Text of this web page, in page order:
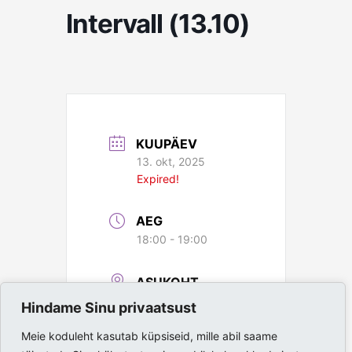
Hindame Sinu privaatsust
Meie koduleht kasutab küpsiseid, mille abil saame
Intervall (13.10)
KUUPÄEV
13. okt, 2025
Expired!
AEG
18:00 - 19:00
ASUKOHT
Paide Spordihall